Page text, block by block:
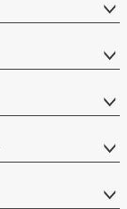
ップ